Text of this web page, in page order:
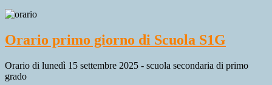
Orario primo giorno di Scuola S1G
Orario di lunedì 15 settembre 2025 - scuola secondaria di primo
grado